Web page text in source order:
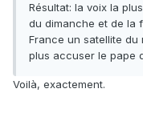
Résultat: la voix la
du dimanche et de la
France un satellite du
plus accuser le pape
Voilà, exactement.